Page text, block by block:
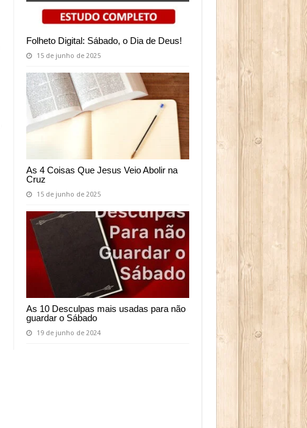
Folheto Digital: Sábado, o Dia de Deus!
15 de junho de 2025
As 4 Coisas Que Jesus Veio Abolir na
Cruz
15 de junho de 2025
As 10 Desculpas mais usadas para não
guardar o Sábado
19 de junho de 2024